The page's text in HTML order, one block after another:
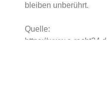
bleiben unberührt.
Quelle:
https://www.e-